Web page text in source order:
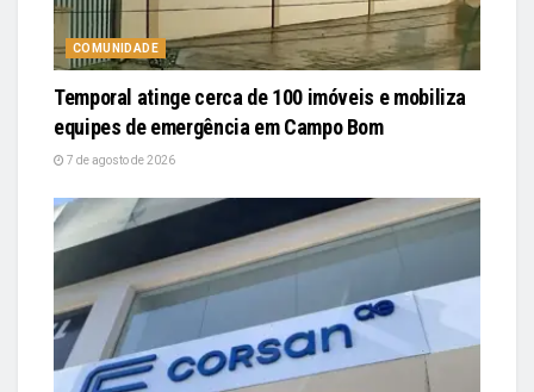
COMUNIDADE
Temporal atinge cerca de 100 imóveis e mobiliza
equipes de emergência em Campo Bom
7 de agosto de 2026